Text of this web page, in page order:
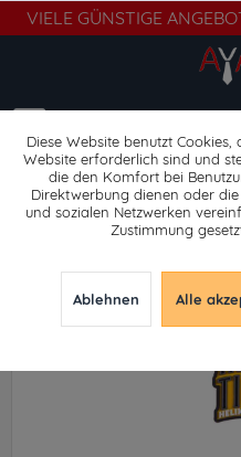
VIELE GÜNSTIGE
Abzeichen
Diese Website benutzt
Website erforderlich sind und
die den Komfort bei
Direktwerbung dienen oder
und sozialen Netzwerken
Zustimmung
Ablehnen Alle